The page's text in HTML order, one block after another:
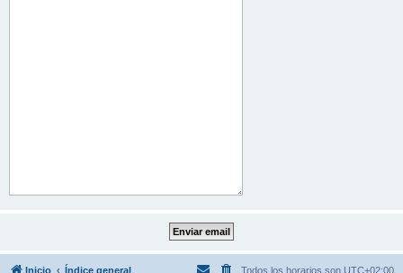
Inicio Índice general Todos los horarios son UTC+02:00